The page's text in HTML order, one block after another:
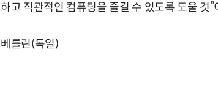
하고 직관적인 컴퓨팅을 즐길 수 있도록 도울 것”
베를린(독일)